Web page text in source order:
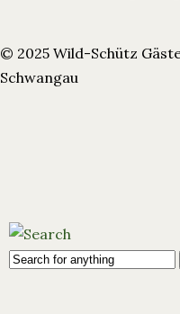
© 2025 Wild-Schütz
Schwangau